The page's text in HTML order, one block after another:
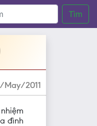
Tìm
May/2011
đình